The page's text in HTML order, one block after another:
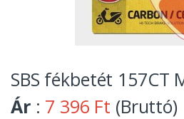
SBS fékbetét 157CT
Ár : 7 396 Ft (Bruttó)